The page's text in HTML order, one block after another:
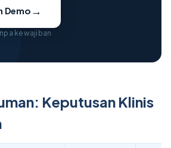
Demo →
kewajiban
Keputusan Klinis